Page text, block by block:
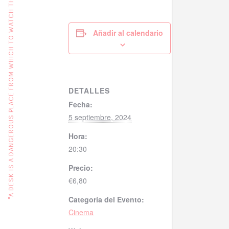
Añadir al calendario
DETALLES
Fecha:
5 septiembre, 2024
Hora:
20:30
Precio:
€6,80
Categoría del Evento:
Cinema